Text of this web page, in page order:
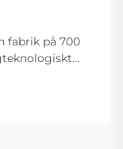
fabrik på 700